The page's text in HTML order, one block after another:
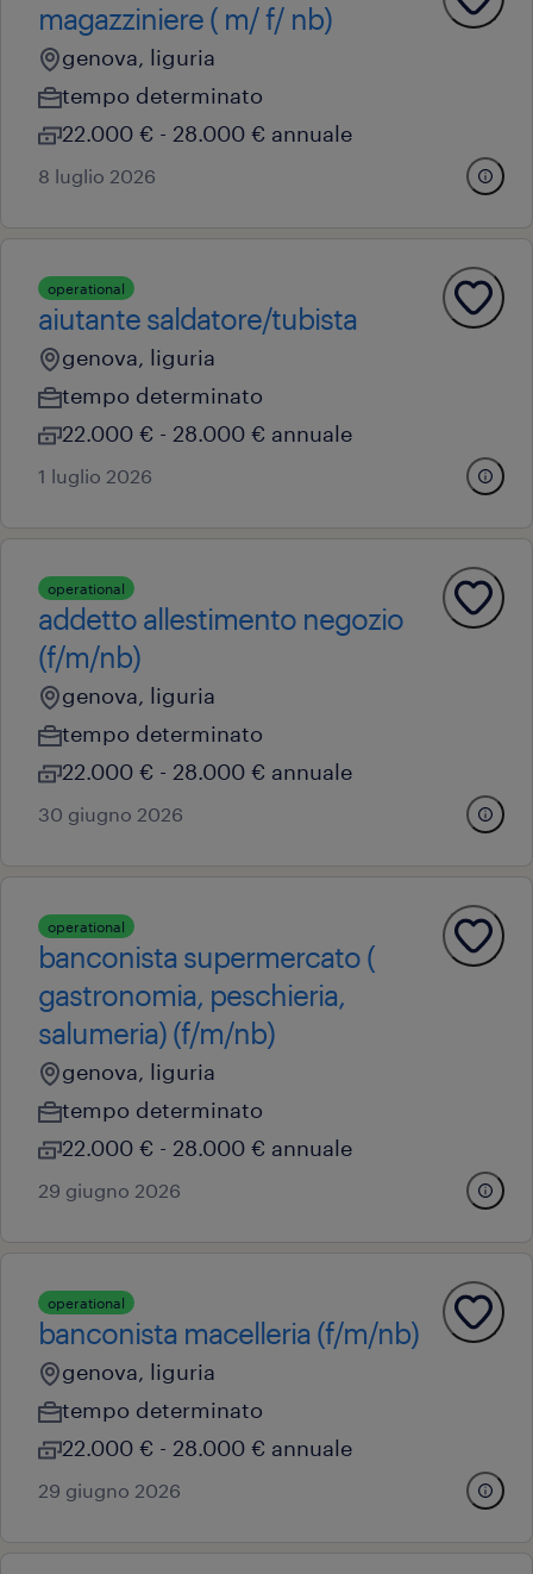
magazziniere ( m/ f/ nb)
genova, liguria
tempo determinato
22.000 € - 28.000 € annuale
8 luglio 2026
operational
aiutante saldatore/tubista
genova, liguria
tempo determinato
22.000 € - 28.000 € annuale
1 luglio 2026
operational
addetto allestimento negozio
(f/m/nb)
genova, liguria
tempo determinato
22.000 € - 28.000 € annuale
30 giugno 2026
operational
banconista supermercato (
gastronomia, peschieria,
salumeria) (f/m/nb)
genova, liguria
tempo determinato
22.000 € - 28.000 € annuale
29 giugno 2026
operational
banconista macelleria (f/m/nb)
genova, liguria
tempo determinato
22.000 € - 28.000 € annuale
29 giugno 2026